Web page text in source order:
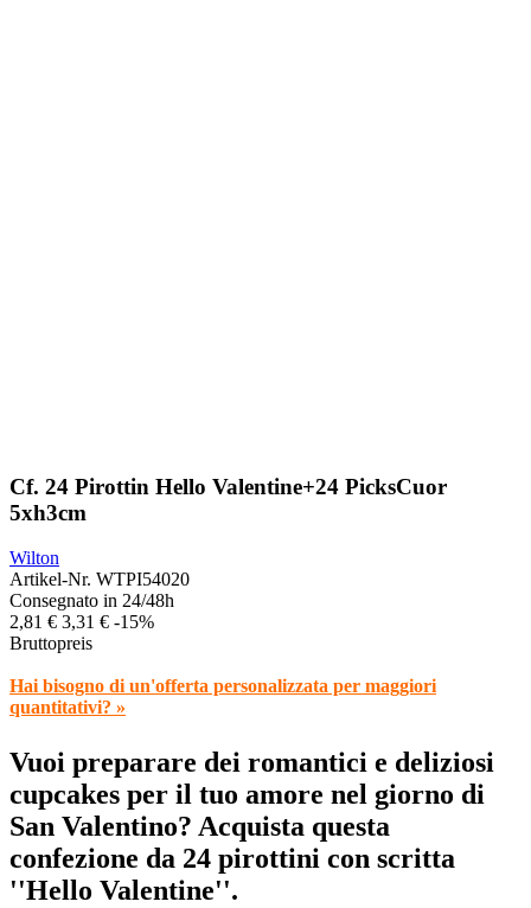
Cf. 24 Pirottin Hello Valentine+24 PicksCuor
5xh3cm
Wilton
Artikel-Nr. WTPI54020
Consegnato in 24/48h
2,81 € 3,31 € -15%
Bruttopreis
Hai bisogno di un'offerta personalizzata per maggiori
quantitativi? »
Vuoi preparare dei romantici e deliziosi
cupcakes per il tuo amore nel giorno di
San Valentino? Acquista questa
confezione da 24 pirottini con scritta
''Hello Valentine''.